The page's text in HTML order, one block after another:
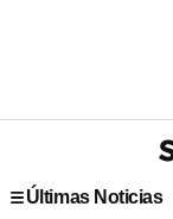
Últimas Noticias